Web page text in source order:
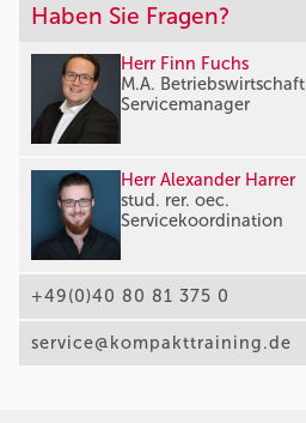
Haben Sie Fragen?
Herr Finn Fuchs
M.A. Betriebswirtschaft
Servicemanager
Herr Alexander Harrer
stud. rer. oec.
Servicekoordination
+49(0)40 80 81 375 0
service@kompakttraining.de